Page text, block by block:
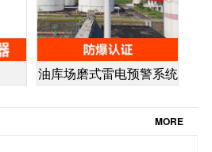
油库场磨式雷电预警系统
MORE